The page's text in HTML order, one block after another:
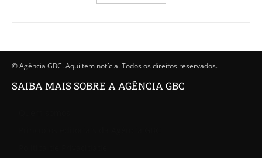
© Agência GBC. Aqui tem notícia. Todos os direitos reservados.
SAIBA MAIS SOBRE A AGÊNCIA GBC